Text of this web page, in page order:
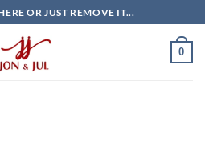
OR JUST REMOVE IT...
0